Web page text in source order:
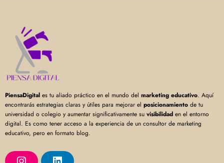
PiensaDigital es tu aliado práctico en el mundo del marketing educativo. Aquí
encontrarás estrategias claras y útiles para mejorar el posicionamiento de tu
universidad o colegio y aumentar significativamente su visibilidad en el entorno
digital. Es como tener acceso a la experiencia de un consultor de marketing
educativo, pero en formato blog.